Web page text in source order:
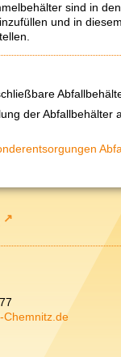
sind in
und in
der Abfallbehälter
Chemnitz.de